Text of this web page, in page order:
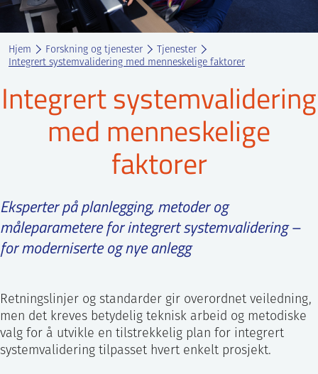
atomanlegg
Norske thoriumnettverket
PRESSE ENGLISH
Hjem Forskning og tjenester
Tjenester
Integrert systemvalidering med menneskelige faktorer
Integrert systemvalidering
med menneskelige
faktorer
Eksperter på planlegging, metoder og
måleparametere for integrert systemvalidering –
for moderniserte og nye anlegg
Retningslinjer og standarder gir overordnet veiledning,
men det kreves betydelig teknisk arbeid og metodiske
valg for å utvikle en tilstrekkelig plan for integrert
systemvalidering tilpasset hvert enkelt prosjekt.